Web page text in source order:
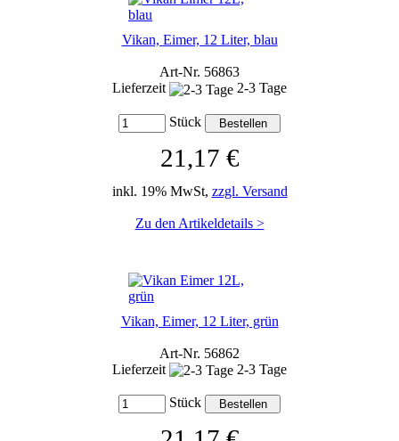
Vikan, Eimer, 12 Liter, blau
Art-Nr. 56863
Lieferzeit
2-3 Tage
Stück
21,17 €
inkl. 19% MwSt, zzgl. Versand
Zu den Artikeldetails >
Vikan, Eimer, 12 Liter, grün
Art-Nr. 56862
Lieferzeit
2-3 Tage
Stück